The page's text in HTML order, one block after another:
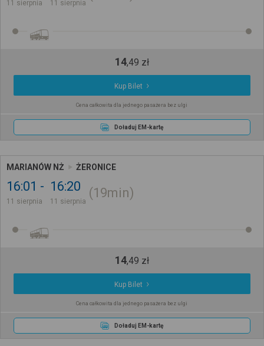
11 sierpnia 11 sierpnia
14,49 zł
Kup Bilet
Cena całkowita dla jednego pasażera bez ulgi
Doładuj EM-kartę
MARIANÓW NŻ ŻERONICE
16:01
11 sierpnia
16:20
11 sierpnia
19min
14,49 zł
Kup Bilet
Cena całkowita dla jednego pasażera bez ulgi
Doładuj EM-kartę